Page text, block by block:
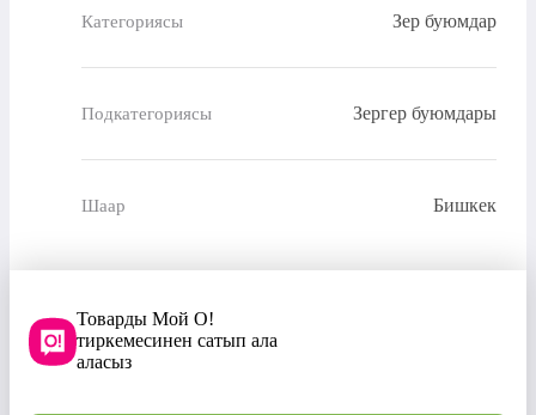
Категориясы Зер буюмдар
Подкатегориясы Зергер буюмдары
Шаар Бишкек
Товарды Мой О!
тиркемесинен сатып ала
аласыз